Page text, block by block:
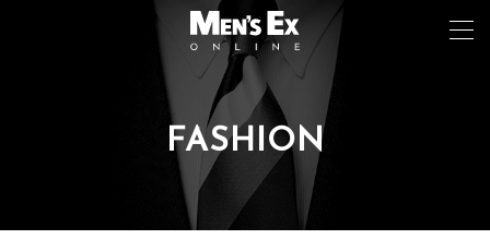
FASHION